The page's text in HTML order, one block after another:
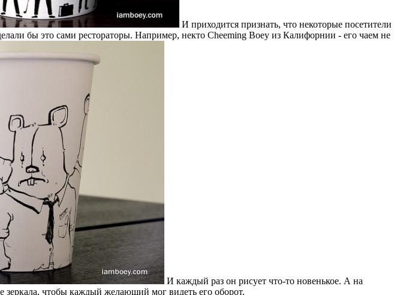
И приходится признать, что некоторые посетители
бы это сами рестораторы. Например, некто Cheeming Boey из Калифорнии - его чаем не
И каждый раз он рисует что-то новенькое. А на
чтобы каждый желающий мог видеть его оборот.